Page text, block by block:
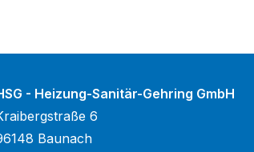
- Heizung-Sanitär-Gehring GmbH
6
Baunach